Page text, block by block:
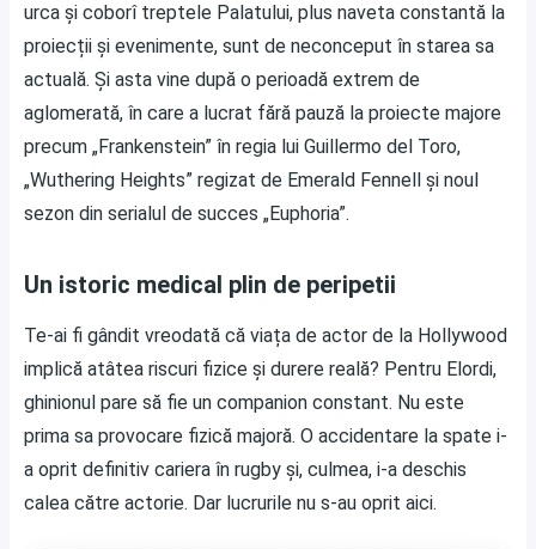
urca și coborî treptele Palatului, plus naveta constantă la
proiecții și evenimente, sunt de neconceput în starea sa
actuală. Și asta vine după o perioadă extrem de
aglomerată, în care a lucrat fără pauză la proiecte majore
precum „Frankenstein” în regia lui Guillermo del Toro,
„Wuthering Heights” regizat de Emerald Fennell și noul
sezon din serialul de succes „Euphoria”.
Un istoric medical plin de peripetii
Te-ai fi gândit vreodată că viața de actor de la Hollywood
implică atâtea riscuri fizice și durere reală? Pentru Elordi,
ghinionul pare să fie un companion constant. Nu este
prima sa provocare fizică majoră. O accidentare la spate i-
a oprit definitiv cariera în rugby și, culmea, i-a deschis
calea către actorie. Dar lucrurile nu s-au oprit aici.